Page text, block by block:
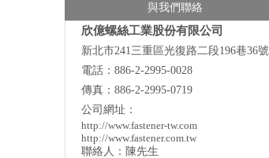
與我們聯絡
欣億螺絲工業股份有限公司
新北市241三重區光復路二段196巷36號
電話：886-2-2995-0028
傳真：886-2-2995-0719
公司網址：
http://www.fastener-tw.com
http://www.fastener.com.tw
聯絡人：陳先生